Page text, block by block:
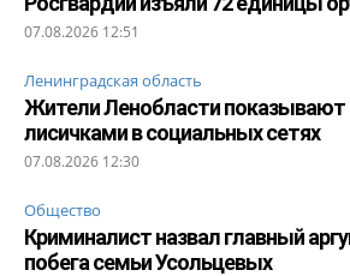
07.08.2026 12:51
Ленинградская область
Жители Ленобласти показывают
лисичками в социальных сетях
07.08.2026 12:30
Общество
Криминалист назвал главный
побега семьи Усольцевых